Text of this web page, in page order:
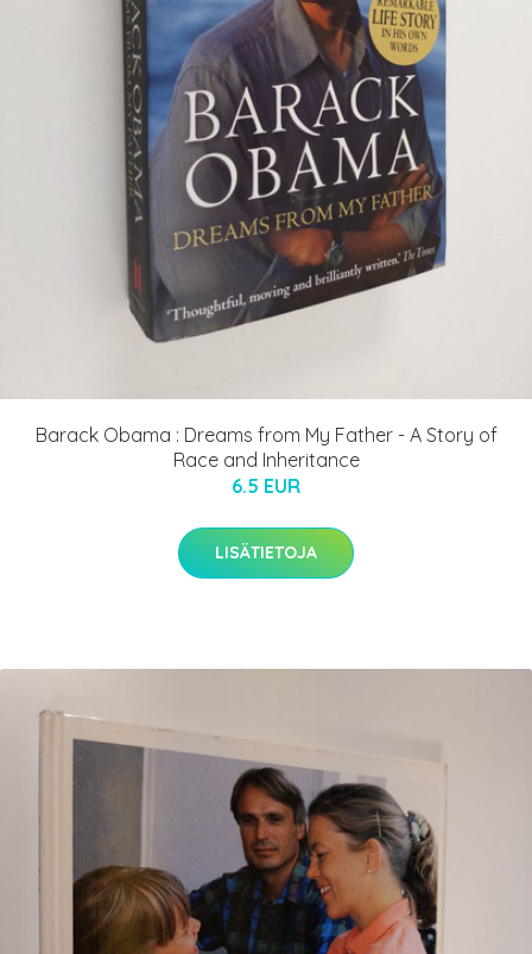
Barack Obama : Dreams from My Father - A Story of
Race and Inheritance
6.5 EUR
LISÄTIETOJA